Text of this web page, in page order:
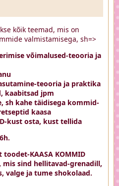
kõik teemad, mis on
valmistamisega, sh=>
võimalused-teooria ja
teooria ja praktika
kaabitsad jpm
sh kahe täidisega kommid-
kaasa
kust osta, kust tellida
toodet-KAASA KOMMID
mis sind hellitavad-grenadill,
valge ja tume shokolaad.